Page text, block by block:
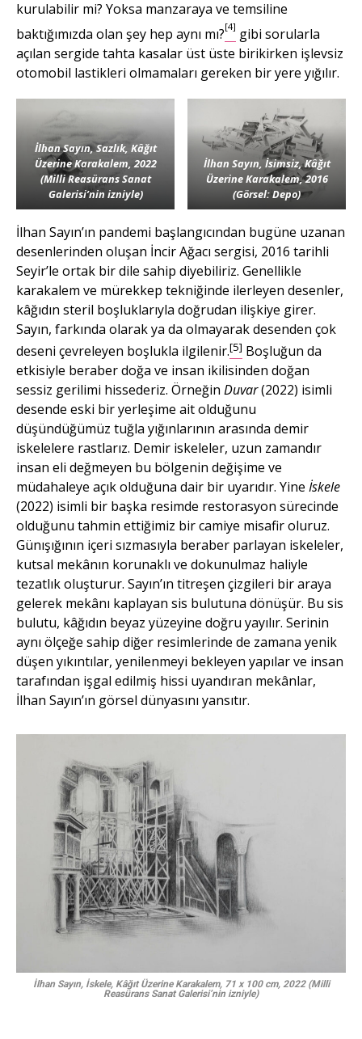
kurulabilir mi? Yoksa manzaraya ve temsiline
baktığımızda olan şey hep aynı mı?[4] gibi sorularla
açılan sergide tahta kasalar üst üste birikirken işlevsiz
otomobil lastikleri olmamaları gereken bir yere yığılır.
İlhan Sayın, Sazlık, Kâğıt
Üzerine Karakalem, 2022
(Milli Reasürans Sanat
Galerisi’nin izniyle)
İlhan Sayın, İsimsiz, Kâğıt
Üzerine Karakalem, 2016
(Görsel: Depo)
İlhan Sayın’ın pandemi başlangıcından bugüne uzanan
desenlerinden oluşan İncir Ağacı sergisi, 2016 tarihli
Seyir’le ortak bir dile sahip diyebiliriz. Genellikle
karakalem ve mürekkep tekniğinde ilerleyen desenler,
kâğıdın steril boşluklarıyla doğrudan ilişkiye girer.
Sayın, farkında olarak ya da olmayarak desenden çok
deseni çevreleyen boşlukla ilgilenir.[5] Boşluğun da
etkisiyle beraber doğa ve insan ikilisinden doğan
sessiz gerilimi hissederiz. Örneğin Duvar(2022) isimli
desende eski bir yerleşime ait olduğunu
düşündüğümüz tuğla yığınlarının arasında demir
iskelelere rastlarız. Demir iskeleler, uzun zamandır
insan eli değmeyen bu bölgenin değişime ve
müdahaleye açık olduğuna dair bir uyarıdır. Yine İskele
(2022) isimli bir başka resimde restorasyon sürecinde
olduğunu tahmin ettiğimiz bir camiye misafir oluruz.
Günışığının içeri sızmasıyla beraber parlayan iskeleler,
kutsal mekânın korunaklı ve dokunulmaz haliyle
tezatlık oluşturur. Sayın’ın titreşen çizgileri bir araya
gelerek mekânı kaplayan sis bulutuna dönüşür. Bu sis
bulutu, kâğıdın beyaz yüzeyine doğru yayılır. Serinin
aynı ölçeğe sahip diğer resimlerinde de zamana yenik
düşen yıkıntılar, yenilenmeyi bekleyen yapılar ve insan
tarafından işgal edilmiş hissi uyandıran mekânlar,
İlhan Sayın’ın görsel dünyasını yansıtır.
İlhan Sayın, İskele, Kâğıt Üzerine Karakalem, 71 x 100 cm, 2022 (Milli
Reasürans Sanat Galerisi’nin izniyle)